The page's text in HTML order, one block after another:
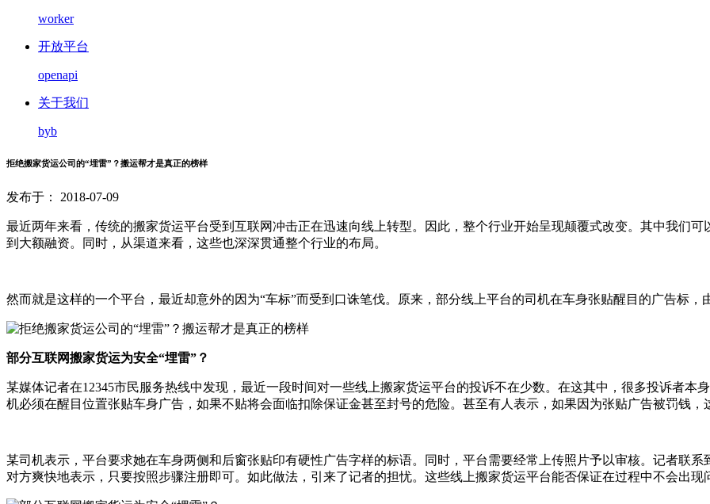
worker
开放平台
openapi
关于我们
byb
拒绝搬家货运公司的“埋雷”？搬运帮才是真正的榜样
发布于： 2018-07-09
最近两年来看，传统的搬家货运平台受到互联网冲击正在迅速向线上转型。因此，整个行业开始呈现颠覆式改变。其中我们
到大额融资。同时，从渠道来看，这些也深深贯通整个行业的布局。
然而就是这样的一个平台，最近却意外的因为“车标”而受到口诛笔伐。原来，部分线上平台的司机在车身张贴醒目的广告标，
部分互联网搬家货运为安全“埋雷”？
某媒体记者在12345市民服务热线中发现，最近一段时间对一些线上搬家货运平台的投诉不在少数。在这其中，很多投诉者本
机必须在醒目位置张贴车身广告，如果不贴将会面临扣除保证金甚至封号的危险。甚至有人表示，如果因为张贴广告被罚钱，
某司机表示，平台要求她在车身两侧和后窗张贴印有硬性广告字样的标语。同时，平台需要经常上传照片予以审核。记者联
对方爽快地表示，只要按照步骤注册即可。如此做法，引来了记者的担忧。这些线上搬家货运平台能否保证在过程中不会出现